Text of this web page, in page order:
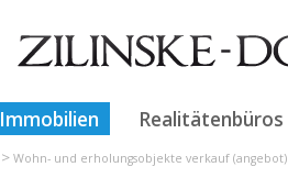
Immobilien Realitätenbüros
> Wohn- und erholungsobjekte verkauf (angebot)